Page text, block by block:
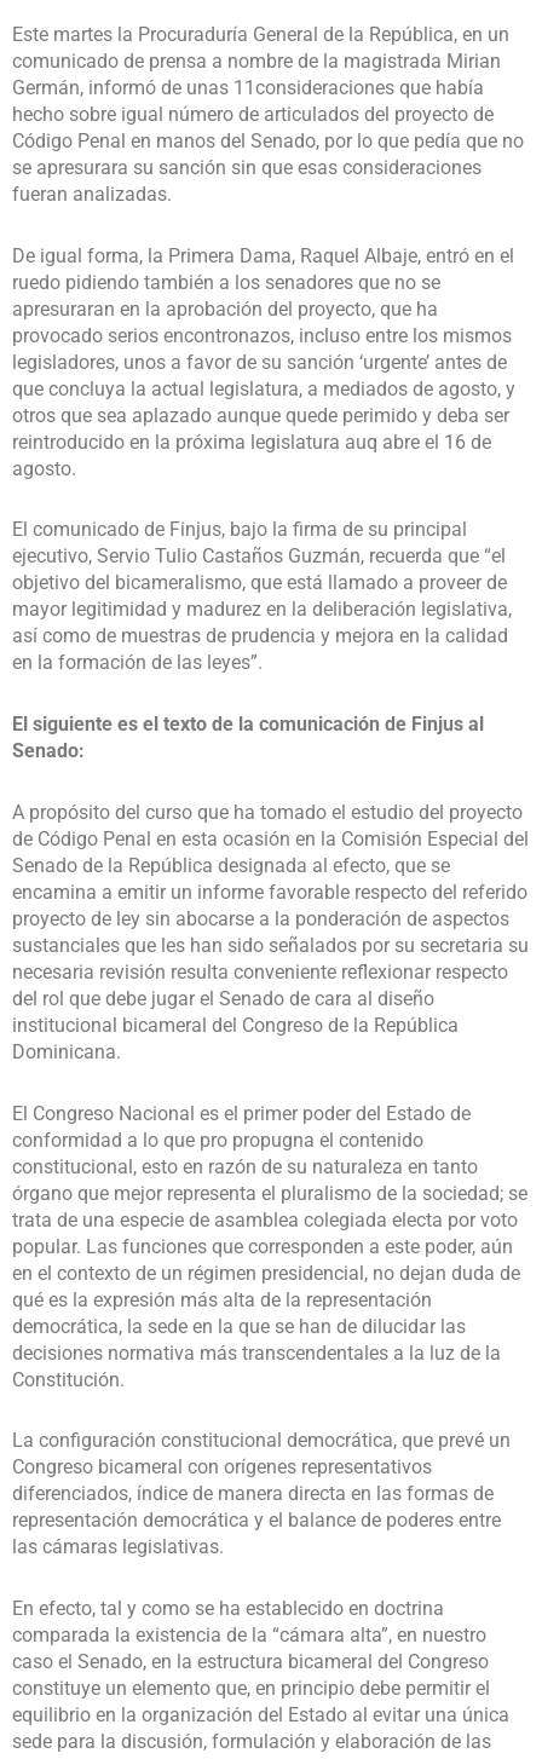
Este martes la Procuraduría General de la República, en un
comunicado de prensa a nombre de la magistrada Mirian
Germán, informó de unas 11consideraciones que había
hecho sobre igual número de articulados del proyecto de
Código Penal en manos del Senado, por lo que pedía que no
se apresurara su sanción sin que esas consideraciones
fueran analizadas.
De igual forma, la Primera Dama, Raquel Albaje, entró en el
ruedo pidiendo también a los senadores que no se
apresuraran en la aprobación del proyecto, que ha
provocado serios encontronazos, incluso entre los mismos
legisladores, unos a favor de su sanción ‘urgente’ antes de
que concluya la actual legislatura, a mediados de agosto, y
otros que sea aplazado aunque quede perimido y deba ser
reintroducido en la próxima legislatura auq abre el 16 de
agosto.
El comunicado de Finjus, bajo la firma de su principal
ejecutivo, Servio Tulio Castaños Guzmán, recuerda que “el
objetivo del bicameralismo, que está llamado a proveer de
mayor legitimidad y madurez en la deliberación legislativa,
así como de muestras de prudencia y mejora en la calidad
en la formación de las leyes”.
El siguiente es el texto de la comunicación de Finjus al
Senado:
A propósito del curso que ha tomado el estudio del proyecto
de Código Penal en esta ocasión en la Comisión Especial del
Senado de la República designada al efecto, que se
encamina a emitir un informe favorable respecto del referido
proyecto de ley sin abocarse a la ponderación de aspectos
sustanciales que les han sido señalados por su secretaria su
necesaria revisión resulta conveniente reflexionar respecto
del rol que debe jugar el Senado de cara al diseño
institucional bicameral del Congreso de la República
Dominicana.
El Congreso Nacional es el primer poder del Estado de
conformidad a lo que pro propugna el contenido
constitucional, esto en razón de su naturaleza en tanto
órgano que mejor representa el pluralismo de la sociedad; se
trata de una especie de asamblea colegiada electa por voto
popular. Las funciones que corresponden a este poder, aún
en el contexto de un régimen presidencial, no dejan duda de
qué es la expresión más alta de la representación
democrática, la sede en la que se han de dilucidar las
decisiones normativa más transcendentales a la luz de la
Constitución.
La configuración constitucional democrática, que prevé un
Congreso bicameral con orígenes representativos
diferenciados, índice de manera directa en las formas de
representación democrática y el balance de poderes entre
las cámaras legislativas.
En efecto, tal y como se ha establecido en doctrina
comparada la existencia de la “cámara alta”, en nuestro
caso el Senado, en la estructura bicameral del Congreso
constituye un elemento que, en principio debe permitir el
equilibrio en la organización del Estado al evitar una única
sede para la discusión, formulación y elaboración de las